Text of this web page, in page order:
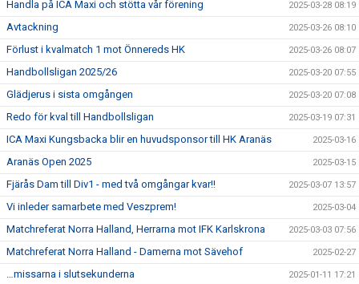
Handla på ICA Maxi och stötta vår förening 2025-03-28 08:19
Avtackning 2025-03-26 08:10
Förlust i kvalmatch 1 mot Önnereds HK 2025-03-26 08:07
Handbollsligan 2025/26 2025-03-20 07:55
Glädjerus i sista omgången 2025-03-20 07:08
Redo för kval till Handbollsligan 2025-03-19 07:31
ICA Maxi Kungsbacka blir en huvudsponsor till HK Aranäs 2025-03-16
Aranäs Open 2025 2025-03-15
Fjärås Dam till Div1 - med två omgångar kvar!! 2025-03-07 13:57
Vi inleder samarbete med Veszprem! 2025-03-04
Matchreferat Norra Halland, Herrarna mot IFK Karlskrona 2025-03-03 07:56
Matchreferat Norra Halland - Damerna mot Sävehof 2025-02-27
…missarna i slutsekunderna 2025-01-11 17:21